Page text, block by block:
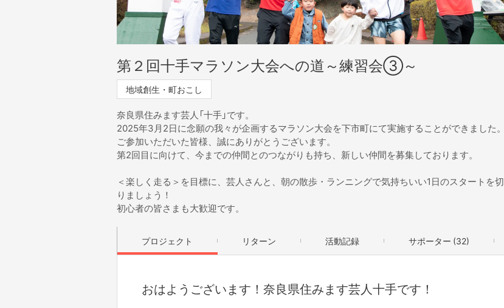
第２回十手マラソン大会への道～練習会③～
地域創生・町おこし
奈良県住みます芸人「十手」です。
2025年3月2日に念願の我々が企画するマラソン大会を下市町にて実施することができました。
ご参加いただいた皆様、誠にありがとうございます。
第2回目に向けて、今までの仲間とのつながりも持ち、新しい仲間を募集しております。
＜楽しく走る＞を目標に、芸人さんと、朝の散歩・ランニングで気持ちいい1日のスタートを切
りましょう！
初心者の皆さまも大歓迎です。
プロジェクト リターン 活動記録 サポーター (32)
おはようございます！奈良県住みます芸人十手です！